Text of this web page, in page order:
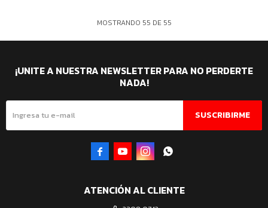
MOSTRANDO 55 DE 55
ATENCIÓN AL CLIENTE
¡UNITE A NUESTRA NEWSLETTER PARA NO PERDERTE
NADA!
SUSCRIBIRME
   